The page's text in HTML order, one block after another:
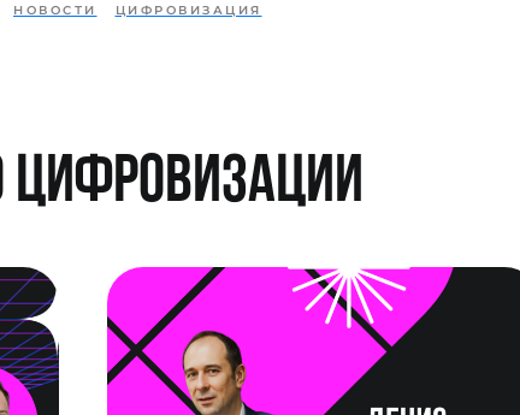
НОВОСТИ ЦИФРОВИЗАЦИЯ
цифровизации